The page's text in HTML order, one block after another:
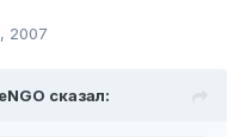
2007
сказал: